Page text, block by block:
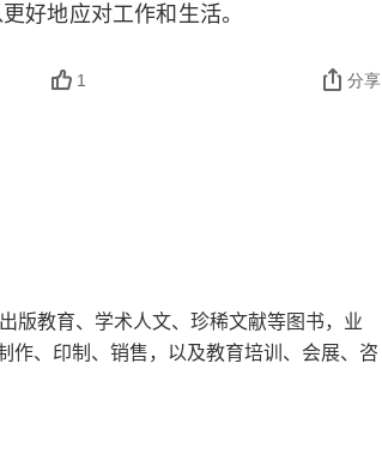
愤怒》里提醒我们女性的愤怒本身就
一书里这种对于女性愤怒的表述更为
为男？》里的男性气概一样更像是后
为对现实的不满，或许是其他原因，
更近一步。哪怕有些时候比较慢，可
喻或许让我们有一种错觉，那就是面
就实际情况来看，更像是患者之间在
好地应对工作和生活。
1 分享
版教育、学术人文、珍稀文献等图书，业
作、印制、销售，以及教育培训、会展、咨